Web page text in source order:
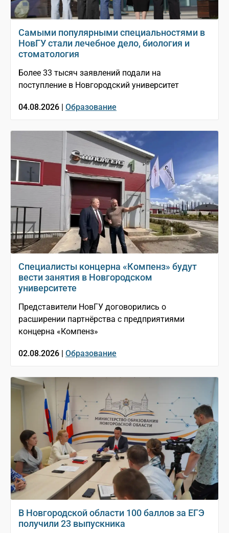
Самыми популярными специальностями в
НовГУ стали лечебное дело, биология и
стоматология
Более 33 тысяч заявлений подали на
поступление в Новгородский университет
04.08.2026 | Образование
Специалисты концерна «Компенз» будут
вести занятия в Новгородском
университете
Представители НовГУ договорились о
расширении партнёрства с предприятиями
концерна «Компенз»
02.08.2026 | Образование
В Новгородской области 100 баллов за ЕГЭ
получили 23 выпускника